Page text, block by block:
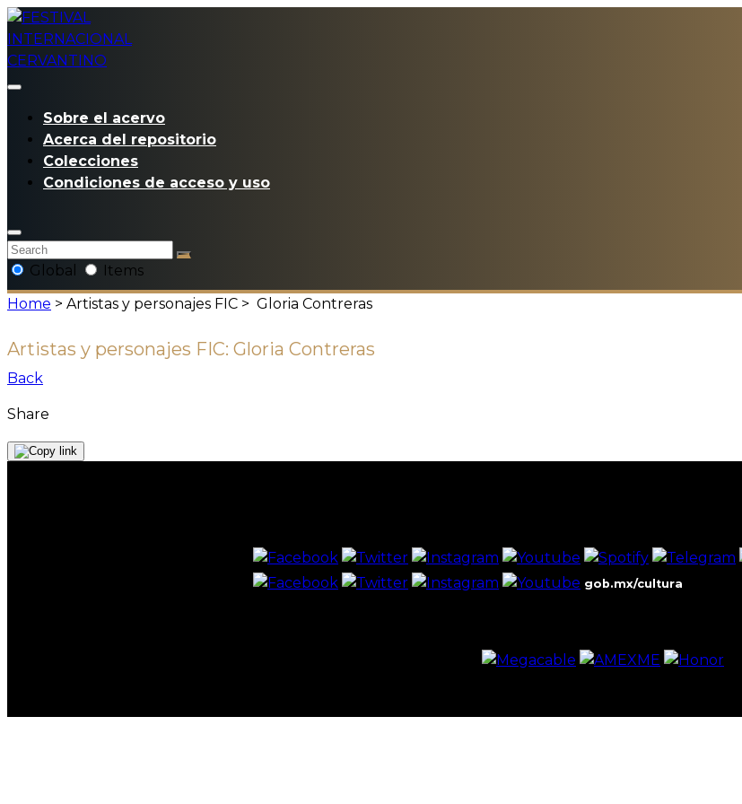
Sobre el acervo
Acerca del repositorio
Colecciones
Condiciones de acceso y uso
Global
Items
Home > Artistas y personajes FIC > Gloria Contreras
Artistas y personajes FIC: Gloria Contreras
Back
Share
gob.mx/cultura